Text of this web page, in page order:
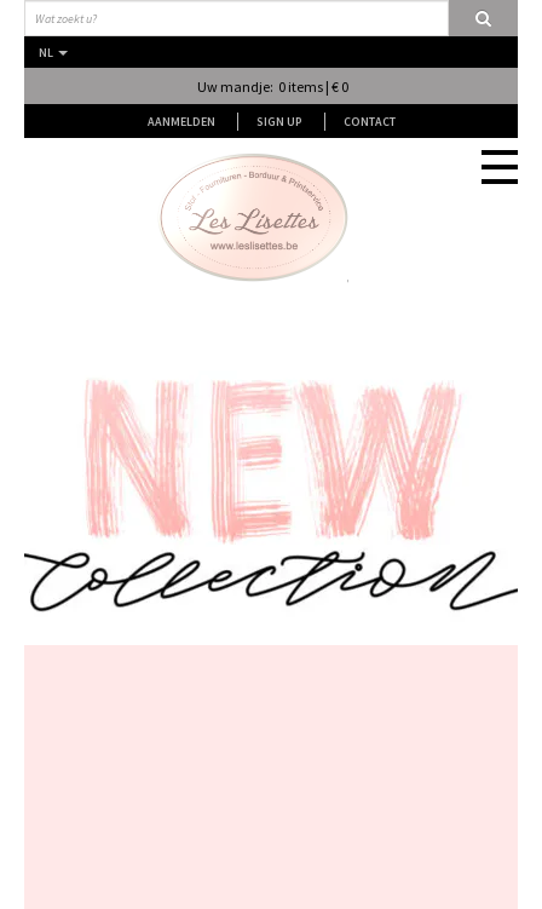
NL
Uw mandje: 0 items | € 0
AANMELDEN SIGN UP CONTACT
Fournituren
Naai & Breiatelier
Lingerie
Breien & Haken